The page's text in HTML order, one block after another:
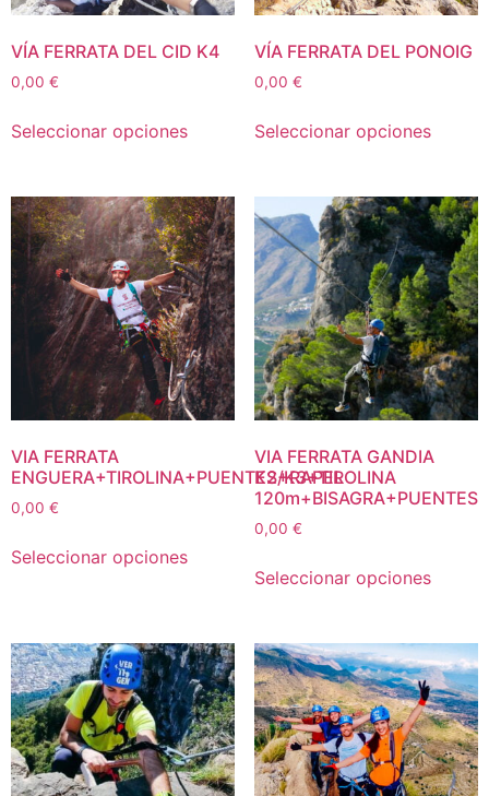
VÍA FERRATA DEL CID K4
0,00 €
Seleccionar opciones
VÍA FERRATA DEL PONOIG
0,00 €
Seleccionar opciones
VIA FERRATA
ENGUERA+TIROLINA+PUENTES+RAPEL
0,00 €
Seleccionar opciones
VIA FERRATA GANDIA
K2/K3+TIROLINA
120m+BISAGRA+PUENTES
0,00 €
Seleccionar opciones